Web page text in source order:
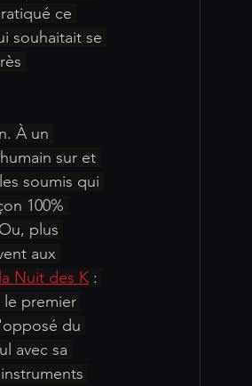
ce
souhaitait se
À un
sur et
soumis qui
100%
plus
aux
Nuit des K :
le premier
du
avec sa